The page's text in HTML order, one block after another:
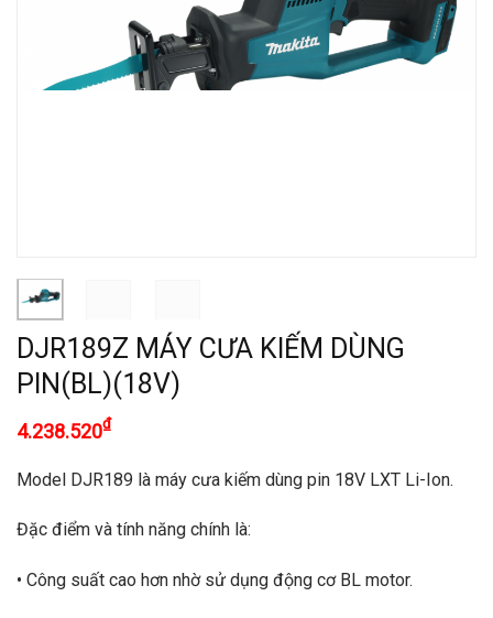
DJR189Z MÁY CƯA KIẾM DÙNG
PIN(BL)(18V)
4.238.520₫
Model DJR189 là máy cưa kiếm dùng pin 18V LXT Li-Ion.
Đặc điểm và tính năng chính là:
• Công suất cao hơn nhờ sử dụng động cơ BL motor.